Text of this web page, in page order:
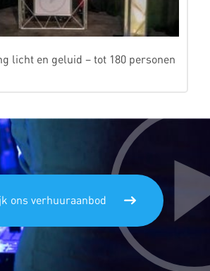
licht en geluid – tot 180 personen
ons verhuuraanbod